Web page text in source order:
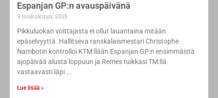
Espanjan GP:n avauspäivänä
9 toukokuun, 2015
Pikkuluokan voittajasta ei ollut lauantaina mitään
epäselvyyttä. Hallitseva ranskalaismestari Christophe
Nambotin kontrolloi KTM:llään Espanjan GP:n ensimmäistä
ajopäivää alusta loppuun ja Remes tuikkasi TM:llä
vastaavasti läpi
Lue lisää »